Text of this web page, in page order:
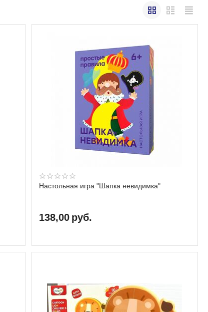
Настольная игра "Шапка невидимка"
138,00 руб.